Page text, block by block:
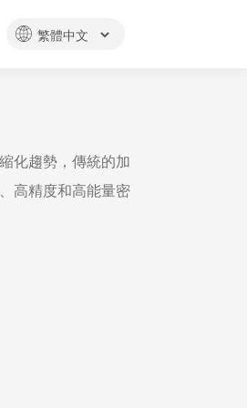
化趨勢，傳統的加
高精度和高能量密